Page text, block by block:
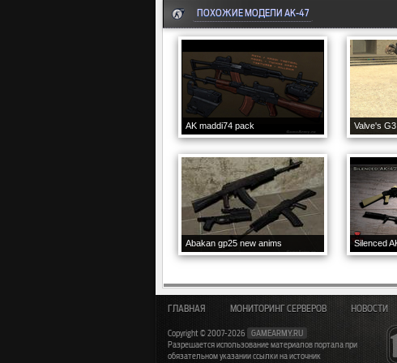
ПОХОЖИЕ МОДЕЛИ AK-47
AK maddi74 pack Valve's G3
Abakan gp25 new anims
ГЛАВНАЯ МОНИТОРИНГ СЕРВЕРОВ НОВОСТИ
Copyright © 2007-2026
GAMEARMY.RU
Разрешается использование материалов портала при
обязательном указании ссылки на источник